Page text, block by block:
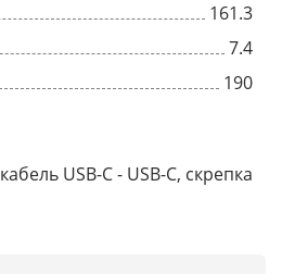
161.3
7.4
190
кабель USB-C - USB-C, скрепка